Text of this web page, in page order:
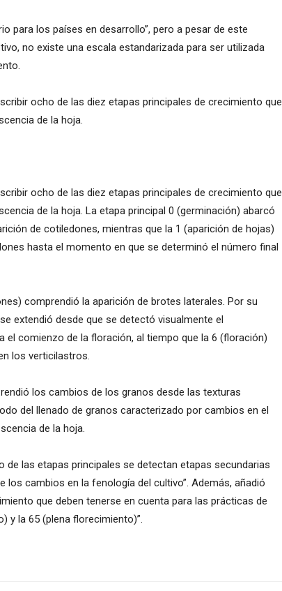
para los países en desarrollo”, pero a pesar de este
no existe una escala estandarizada para ser utilizada
ocho de las diez etapas principales de crecimiento que
de la hoja.
ocho de las diez etapas principales de crecimiento que
de la hoja. La etapa principal 0 (germinación) abarcó
de cotiledones, mientras que la 1 (aparición de hojas)
hasta el momento en que se determinó el número final
comprendió la aparición de brotes laterales. Por su
extendió desde que se detectó visualmente el
comienzo de la floración, al tiempo que la 6 (floración)
los verticilastros.
los cambios de los granos desde las texturas
del llenado de granos caracterizado por cambios en el
de la hoja.
de las etapas principales se detectan etapas secundarias
cambios en la fenología del cultivo”. Además, añadió
que deben tenerse en cuenta para las prácticas de
y la 65 (plena florecimiento)”.